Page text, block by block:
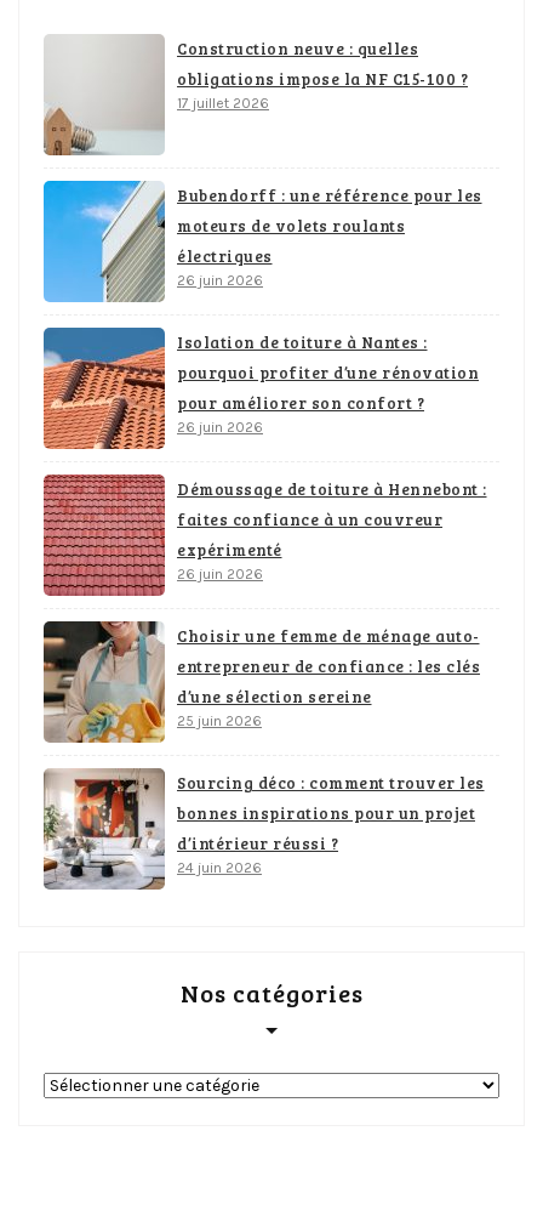
Construction neuve : quelles
obligations impose la NF C15-100 ?
17 juillet 2026
Bubendorff : une référence pour les
moteurs de volets roulants
électriques
26 juin 2026
Isolation de toiture à Nantes :
pourquoi profiter d’une rénovation
pour améliorer son confort ?
26 juin 2026
Démoussage de toiture à Hennebont :
faites confiance à un couvreur
expérimenté
26 juin 2026
Choisir une femme de ménage auto-
entrepreneur de confiance : les clés
d’une sélection sereine
25 juin 2026
Sourcing déco : comment trouver les
bonnes inspirations pour un projet
d’intérieur réussi ?
24 juin 2026
Nos catégories